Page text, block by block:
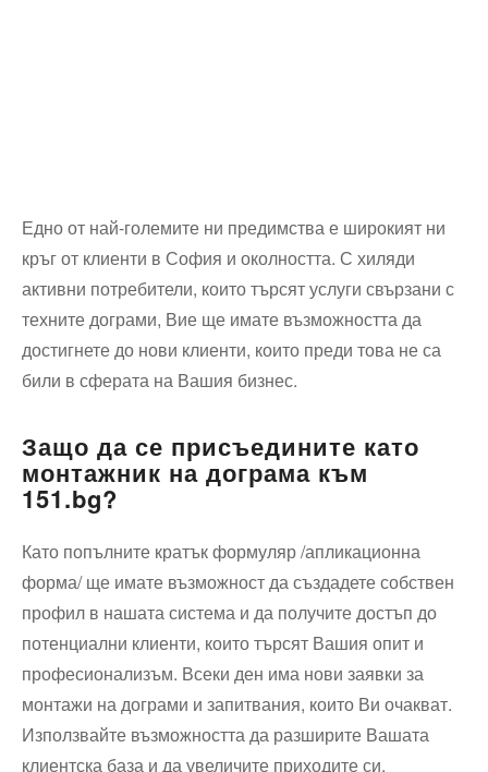
Едно от най-големите ни предимства е широкият ни
кръг от клиенти в София и околността. С хиляди
активни потребители, които търсят услуги свързани с
техните дограми, Вие ще имате възможността да
достигнете до нови клиенти, които преди това не са
били в сферата на Вашия бизнес.
Защо да се присъедините като
монтажник на дограма към
151.bg?
Като попълните кратък формуляр /апликационна
форма/ ще имате възможност да създадете собствен
профил в нашата система и да получите достъп до
потенциални клиенти, които търсят Вашия опит и
професионализъм. Всеки ден има нови заявки за
монтажи на дограми и запитвания, които Ви очакват.
Използвайте възможността да разширите Вашата
клиентска база и да увеличите приходите си.